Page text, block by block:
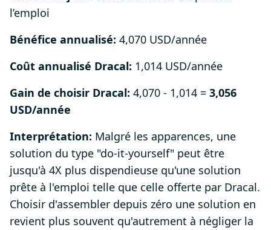
l’emploi
Bénéfice annualisé: 4,070 USD/année
Coût annualisé Dracal: 1,014 USD/année
Gain de choisir Dracal: 4,070 - 1,014 = 3,056
USD/année
Interprétation: Malgré les apparences, une
solution du type "do-it-yourself" peut être
jusqu'à 4X plus dispendieuse qu'une solution
prête à l'emploi telle que celle offerte par Dracal.
Choisir d'assembler depuis zéro une solution en
revient plus souvent qu'autrement à négliger la